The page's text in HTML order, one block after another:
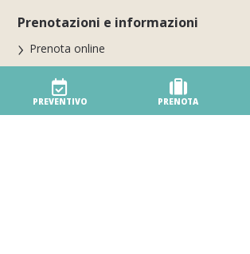
PREVENTIVO PRENOTA
Prenotazioni e informazioni
Prenota online
Ricerca disponibilità
Soggiorna al Villaggio
Condizioni di prenotazione e cancellazione